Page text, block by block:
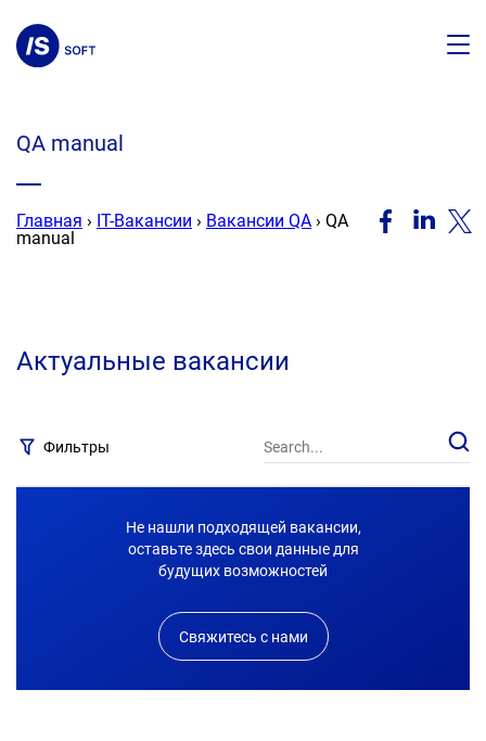
QA manual
Главная › IT-Вакансии › Вакансии QA › QA
manual
Актуальные вакансии
Фильтры
Не нашли подходящей вакансии,
оставьте здесь свои данные для
будущих возможностей
Свяжитесь с нами